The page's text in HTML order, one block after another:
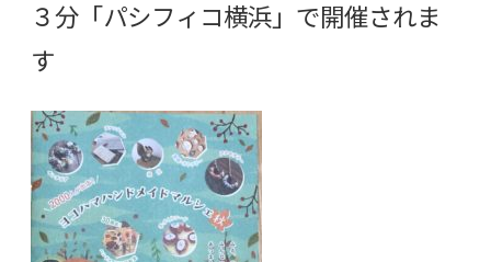
３分「パシフィコ横浜」で開催されま
す